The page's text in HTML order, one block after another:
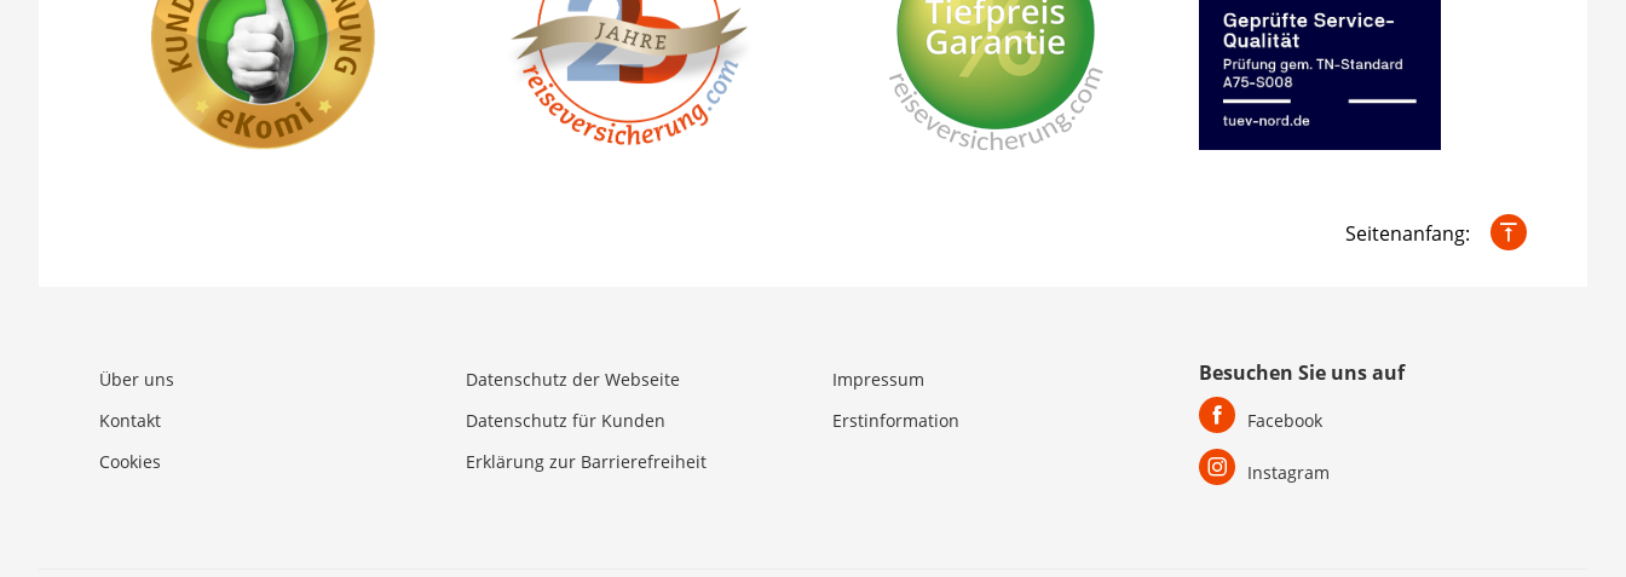
Seitenanfang:
Über uns
Kontakt
Cookies
Datenschutz der Webseite
Datenschutz für Kunden
Erklärung zur Barrierefreiheit
Impressum
Erstinformation
Besuchen Sie uns auf
Facebook
Instagram